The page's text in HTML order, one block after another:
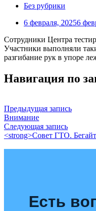
Без рубрики
6 февраля, 20256
Сотрудники Центра
Участники выполняли
разгибание рук в упоре
Навигация по
Предыдущая запись
Внимание
Следующая запись
<strong>Совет ГТО.
Есть